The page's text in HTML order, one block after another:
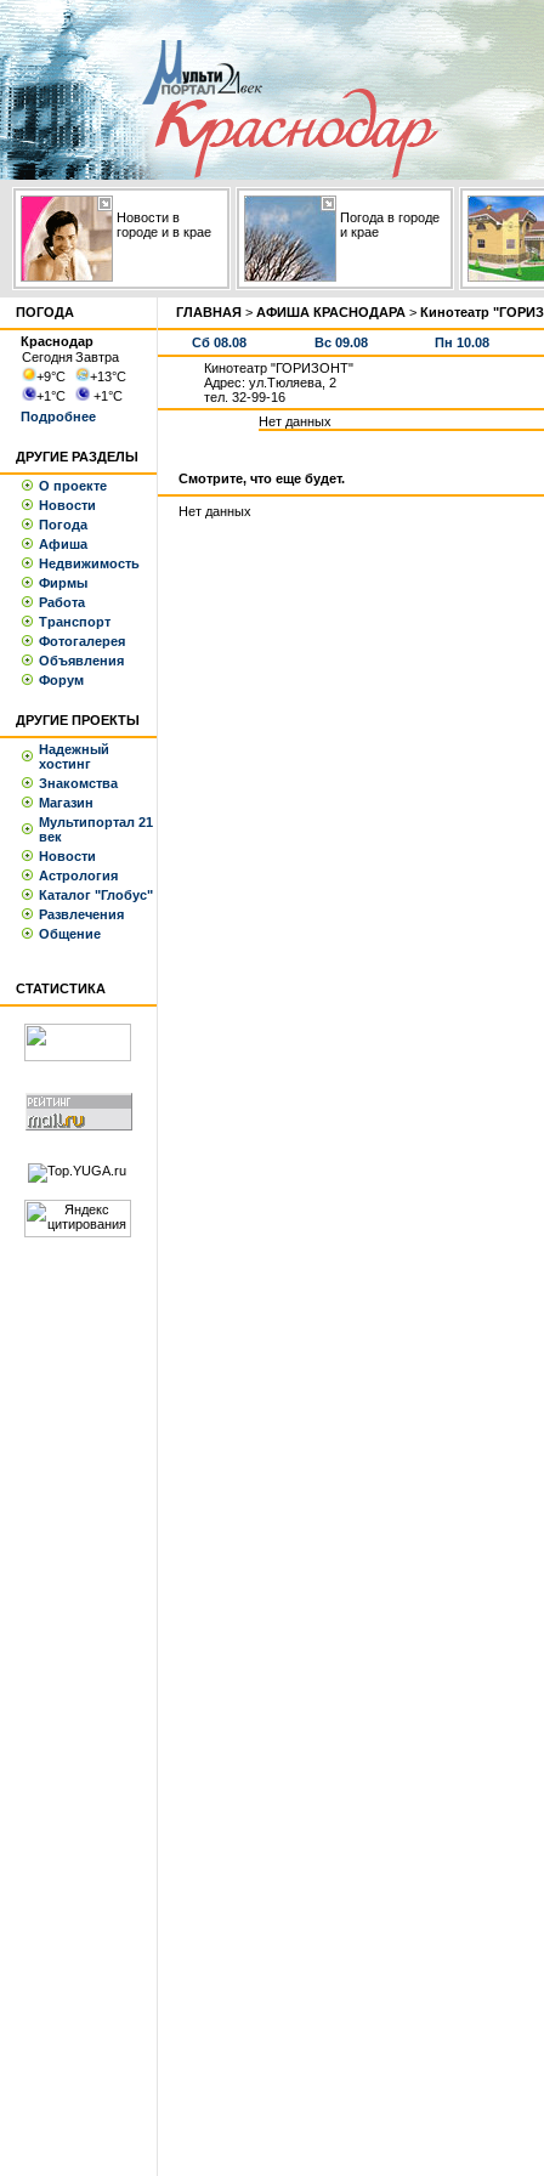
Новости в
городе и в крае
Погода в городе
и крае
ПОГОДА
Краснодар
СегодняЗавтра
+9°С +13°С
+1°С +1°С
Подробнее
ДРУГИЕ РАЗДЕЛЫ
О проекте
Новости
Погода
Афиша
Недвижимость
Фирмы
Работа
Транспорт
Фотогалерея
Объявления
Форум
ДРУГИЕ ПРОЕКТЫ
Надежный
хостинг
Знакомства
Магазин
Мультипортал 21
век
Новости
Астрология
Каталог "Глобус"
Развлечения
Общение
СТАТИСТИКА
ГЛАВНАЯ > АФИША КРАСНОДАРА > Кинотеатр
Сб 08.08 Вс 09.08
Пн 10.08
Кинотеатр "ГОРИЗОНТ"
Адрес: ул.Тюляева, 2
тел. 32-99-16
Нет данных
Смотрите, что еще будет.
Нет данных